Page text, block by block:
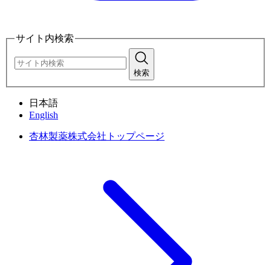
サイト内検索
検索
日本語
English
杏林製薬株式会社トップページ